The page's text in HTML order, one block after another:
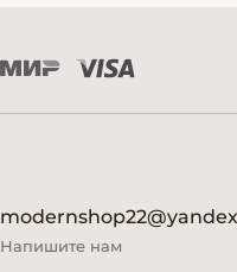
Напишите нам